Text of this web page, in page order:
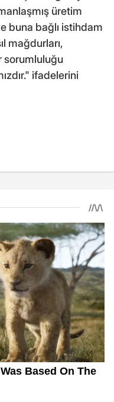
üretim
buna bağlı istihdam
mağdurları,
sorumluluğu
ifadelerini